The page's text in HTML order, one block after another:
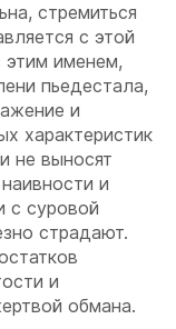
стремиться
с этой
этим именем,
пьедестала,
и
характеристик
не выносят
и
с суровой
страдают.
и
обмана.